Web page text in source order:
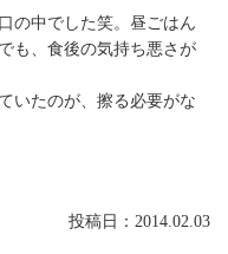
の中でした笑。昼ごはん
も、食後の気持ち悪さが
いたのが、擦る必要がな
投稿日：2014.02.03